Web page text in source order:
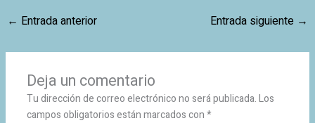
← Entrada anterior Entrada siguiente →
Deja un comentario
Tu dirección de correo electrónico no será publicada.Los
campos obligatorios están marcados con*